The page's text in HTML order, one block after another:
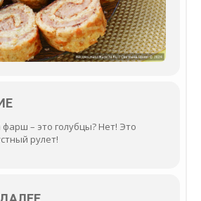
фарш – это голубцы? Нет! Это
рулет!